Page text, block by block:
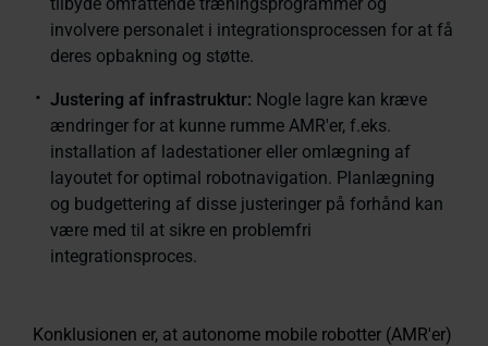
involvere personalet i integrationsprocessen for at få
deres opbakning og støtte.
Justering af infrastruktur: Nogle lagre kan kræve
ændringer for at kunne rumme AMR'er, f.eks.
installation af ladestationer eller omlægning af
layoutet for optimal robotnavigation. Planlægning
og budgettering af disse justeringer på forhånd kan
være med til at sikre en problemfri
integrationsproces.
Konklusionen er, at autonome mobile robotter (AMR'er)